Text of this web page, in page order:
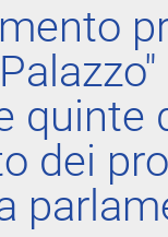
quinte
dei